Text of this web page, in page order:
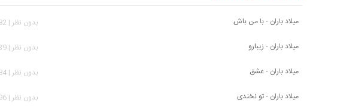
میلاد باران - با من باش
بدون نظر | 1,482 بازدید
میلاد باران - زیبارو
بدون نظر | 1,739 بازدید
میلاد باران - عشق
بدون نظر | 3,084 بازدید
میلاد باران - تو نخندی
بدون نظر | 4,796 بازدید